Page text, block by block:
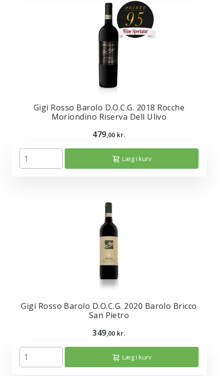
Gigi Rosso Barolo D.O.C.G. 2018 Rocche
Moriondino Riserva Dell Ulivo
479,00 kr.
Læg i kurv
Gigi Rosso Barolo D.O.C.G. 2020 Barolo Bricco
San Pietro
349,00 kr.
Læg i kurv